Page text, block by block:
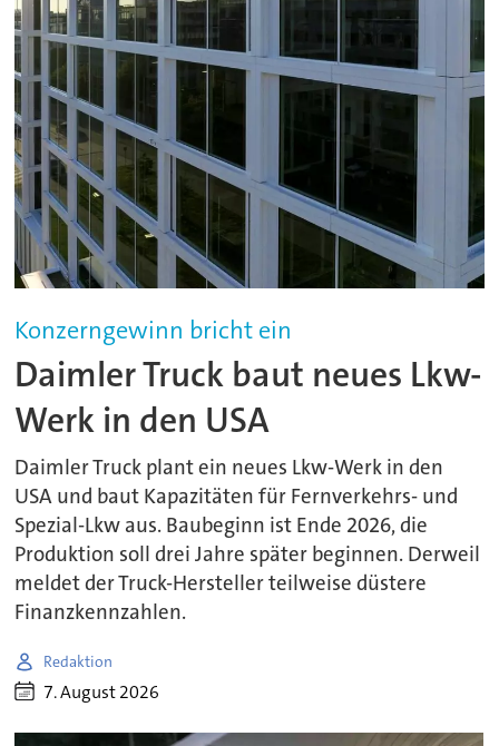
Konzerngewinn bricht ein
Daimler Truck baut neues Lkw-
Werk in den USA
Daimler Truck plant ein neues Lkw-Werk in den
USA und baut Kapazitäten für Fernverkehrs- und
Spezial-Lkw aus. Baubeginn ist Ende 2026, die
Produktion soll drei Jahre später beginnen. Derweil
meldet der Truck-Hersteller teilweise düstere
Finanzkennzahlen.
Redaktion
7. August 2026